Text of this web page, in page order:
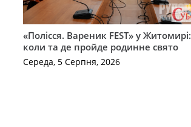
«Полісся. Вареник FEST» у Житомирі:
коли та де пройде родинне свято
Середа, 5 Серпня, 2026